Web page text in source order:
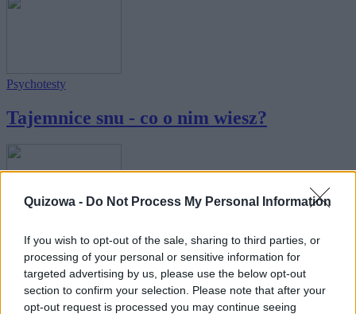
Quizowa - Do Not Process My Personal Information
If you wish to opt-out of the sale, sharing to third parties, or
processing of your personal or sensitive information for
targeted advertising by us, please use the below opt-out
section to confirm your selection. Please note that after your
opt-out request is processed you may continue seeing
Psychotesty
Tajemnice snu - co o nim wiesz?
Psychotesty
Serce, rozum, intuicja... czym kierujesz
się ...